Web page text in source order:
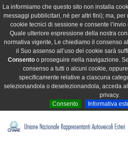
La informiamo che questo sito non installa
messaggi pubblicitari, né per altri fini); ma,
cookie tecnici di sessione e consente
Quale ulteriore espressione della nostra
normativa vigente, Le chiediamo il consenso
il Suo assenso all’uso dei cookie sarà
Consento o proseguire nella navigazione.
consenso a tutti o alcuni cookie,
specificamente relative a ciascuna
selezionandola o deselezionandola, acceda
privacy.
Consento
Informativa